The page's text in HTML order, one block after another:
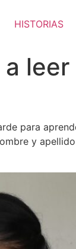
HISTORIAS
para
y